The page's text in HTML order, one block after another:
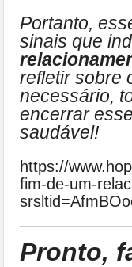
Portanto,
sinais que
refletir sobre
necessário,
encerrar
saudável!
https://
fim-de-um-
Pronto,